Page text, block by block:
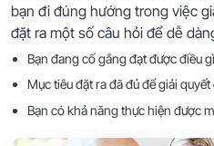
bạn đi đúng hướng trong việc
đặt ra một số câu hỏi để dễ
Bạn đang cố gắng đạt được điều
Mục tiêu đặt ra đã đủ để giải
Bạn có khả năng thực hiện được